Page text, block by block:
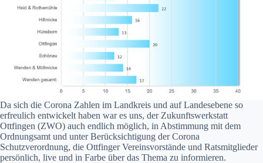
Da sich die Corona Zahlen im Landkreis und auf Landesebene so
erfreulich entwickelt haben war es uns, der Zukunftswerkstatt
Ottfingen (ZWO) auch endlich möglich, in Abstimmung mit dem
Ordnungsamt und unter Berücksichtigung der Corona
Schutzverordnung, die Ottfinger Vereinsvorstände und Ratsmitglieder
persönlich, live und in Farbe über das Thema zu informieren.